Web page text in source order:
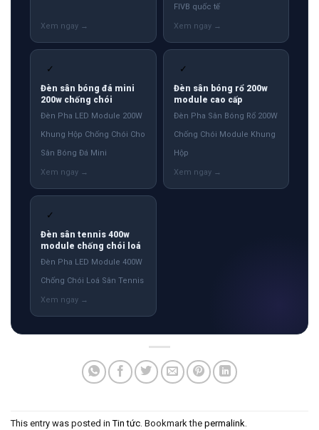
FIVB quốc tế
✓
Đèn sân bóng đá mini
200w chống chói
Đèn Pha LED Module 200W
Khung Hộp Chống Chói Cho
Sân Bóng Đá Mini
✓
Đèn sân bóng rổ 200w
module cao cấp
Đèn Pha Sân Bóng Rổ 200W
Chống Chói Module Khung
Hộp
✓
Đèn sân tennis 400w
module chống chói loá
Đèn Pha LED Module 400W
Chống Chói Loá Sân Tennis
This entry was posted inTin tức . Bookmark the permalink